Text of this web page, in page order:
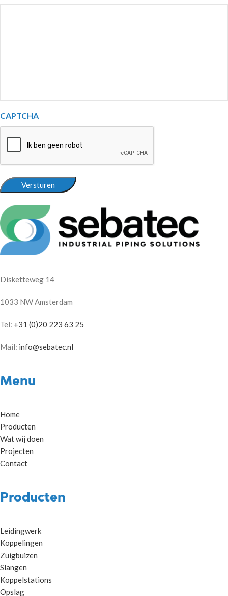
CAPTCHA
Versturen
Disketteweg 14
1033 NW Amsterdam
Tel: +31 (0)20 223 63 25
Mail: info@sebatec.nl
Menu
Home
Producten
Wat wij doen
Projecten
Contact
Producten
Leidingwerk
Koppelingen
Zuigbuizen
Slangen
Koppelstations
Opslag